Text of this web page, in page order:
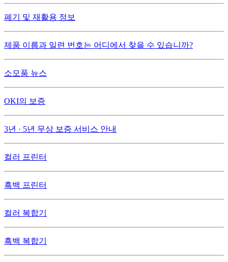
폐기 및 재활용 정보
제품 이름과 일련 번호는 어디에서 찾을 수 있습니까?
소모품 뉴스
OKI의 보증
3년 · 5년 무상 보증 서비스 안내
컬러 프린터
흑백 프린터
컬러 복합기
흑백 복합기